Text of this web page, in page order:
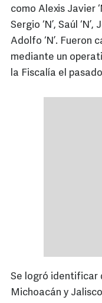
como Alexis Javier
Sergio ‘N’, Saúl
Adolfo ‘N’. Fueron
mediante un
la Fiscalía el
Se logró identificar
Michoacán y